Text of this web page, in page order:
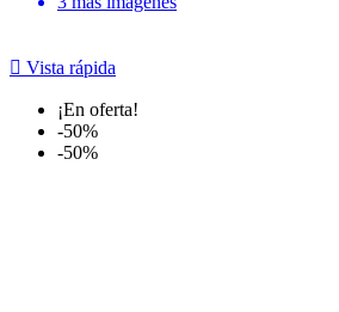
 Vista rápida
¡En oferta!
-50%
-50%